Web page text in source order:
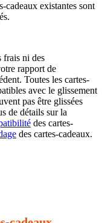
cadeaux existantes sont
frais ni des
rapport de
Toutes les cartes-
avec le glissement
pas être glissées
de détails sur la
des cartes-
des cartes-cadeaux.